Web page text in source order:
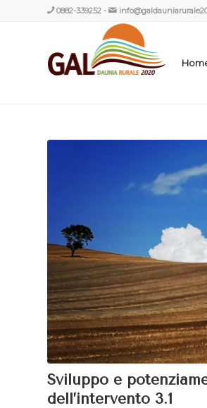
0882-339252 -
Sviluppo e
dell’intervento 3.1